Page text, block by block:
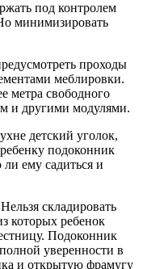
под контролем
минимизировать
проходы
меблировки.
метра свободного
и другими модулями.
детский уголок,
подоконник
ему садиться и
складировать
которых ребенок
Подоконник
уверенности в
и открытую фрамугу